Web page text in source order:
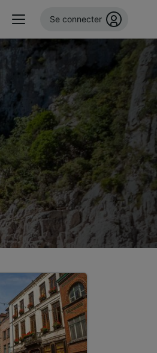
Se connecter